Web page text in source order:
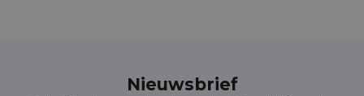
Nieuwsbrief